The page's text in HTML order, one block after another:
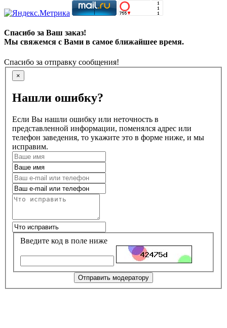
Спасибо за Ваш заказ!
Мы свяжемся с Вами в самое ближайшее время.
Спасибо за отправку сообщения!
×
Нашли ошибку?
Если Вы нашли ошибку или неточность в
представленной информации, поменялся адрес или
телефон заведения, то укажите это в форме ниже, и мы
исправим.
Введите код в поле ниже
Отправить модератору